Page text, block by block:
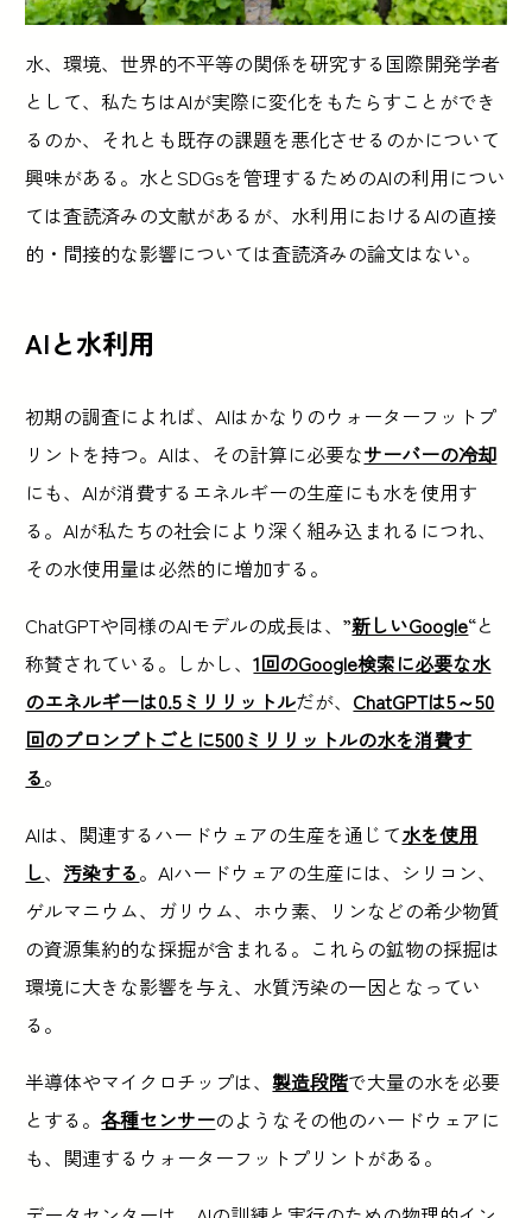
水、環境、世界的不平等の関係を研究する国際開発学者
として、私たちはAIが実際に変化をもたらすことができ
るのか、それとも既存の課題を悪化させるのかについて
興味がある。水とSDGsを管理するためのAIの利用につい
ては査読済みの文献があるが、水利用におけるAIの直接
的・間接的な影響については査読済みの論文はない。
AIと水利用
初期の調査によれば、AIはかなりのウォーターフットプ
リントを持つ。AIは、その計算に必要なサーバーの冷却
にも、AIが消費するエネルギーの生産にも水を使用す
る。AIが私たちの社会により深く組み込まれるにつれ、
その水使用量は必然的に増加する。
ChatGPTや同様のAIモデルの成長は、”新しいGoogle“と
称賛されている。しかし、1回のGoogle検索に必要な水
のエネルギーは0.5ミリリットルだが、 ChatGPTは5～50
回のプロンプトごとに500ミリリットルの水を消費す
る。
AIは、関連するハードウェアの生産を通じて水を使用
し、 汚染する。AIハードウェアの生産には、シリコン、
ゲルマニウム、ガリウム、ホウ素、リンなどの希少物質
の資源集約的な採掘が含まれる。これらの鉱物の採掘は
環境に大きな影響を与え、水質汚染の一因となってい
る。
半導体やマイクロチップは、製造段階で大量の水を必要
とする。各種センサーのようなその他のハードウェアに
も、関連するウォーターフットプリントがある。